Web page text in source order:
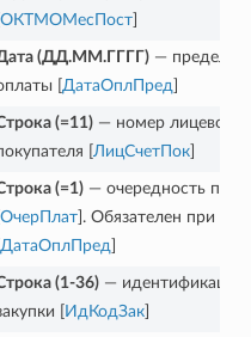
ОКТМОМесПост]
(ДД.ММ.ГГГГ)—
[ ДатаОплПред
(=11)— номер лицевого
[ ЛицСчетПок]
(=1)— очередность
ОчерПлат]. Обязателен при
ДатаОплПред
(1-36)—
[
ИдКодЗак]